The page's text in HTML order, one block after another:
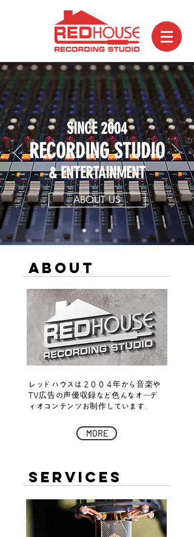
SINCE 2004
RECORDING STUDIO
& ENTERTAINMENT
ABOUT US
ABOUT
レッドハウスは２００４年から音楽や
TV広告の声優収録など色んなオーデ
ィオコンテンツお制作しています。
MORE
SERVICES